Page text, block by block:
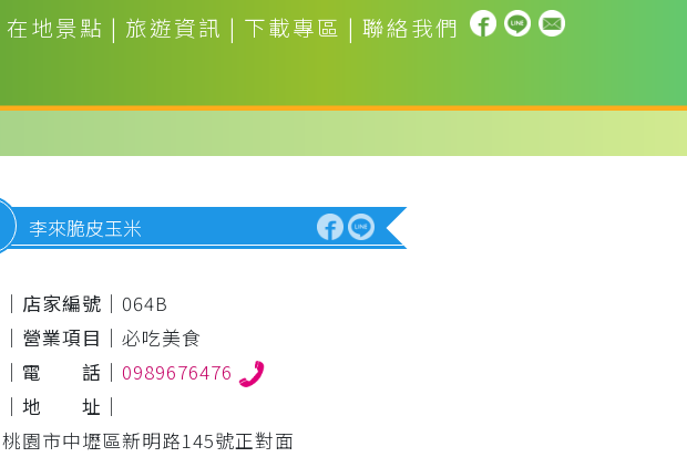
在地景點 | 旅遊資訊 | 下載專區 | 聯絡我們
李來脆皮玉米
｜店家編號｜ 064B
｜營業項目｜ 必吃美食
｜電 話｜ 0989676476
｜地 址｜
桃園市中壢區新明路145號正對面